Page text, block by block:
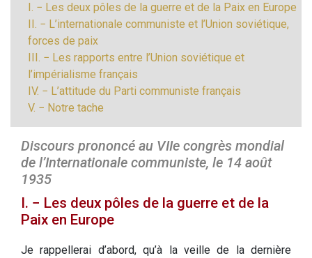
I. − Les deux pôles de la guerre et de la Paix en Europe
II. − L’internationale communiste et l’Union soviétique,
forces de paix
III. − Les rapports entre l’Union soviétique et
l’impérialisme français
IV. − L’attitude du Parti communiste français
V. − Notre tache
Discours prononcé au VIIe congrès mondial
de l’Internationale communiste, le 14 août
1935
I. − Les deux pôles de la guerre et de la
Paix en Europe
Je rappellerai d’abord, qu’à la veille de la dernière